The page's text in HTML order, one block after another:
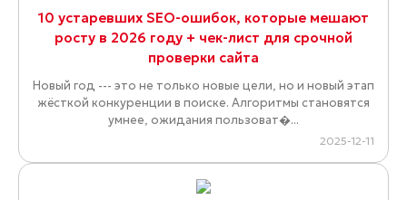
10 устаревших SEO-ошибок, которые мешают
росту в 2026 году + чек-лист для срочной
проверки сайта
Новый год --- это не только новые цели, но и новый этап
жёсткой конкуренции в поиске. Алгоритмы становятся
умнее, ожидания пользоват�...
2025-12-11